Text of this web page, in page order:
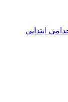
ابتدایی